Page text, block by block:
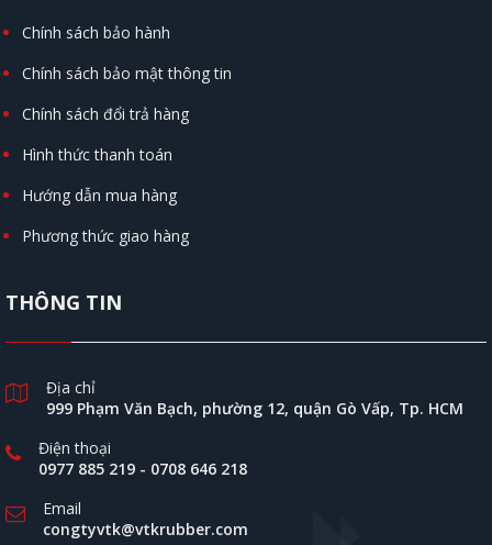
Chính sách bảo hành
Chính sách bảo mật thông tin
Chính sách đổi trả hàng
Hình thức thanh toán
Hướng dẫn mua hàng
Phương thức giao hàng
THÔNG TIN
Địa chỉ
999 Phạm Văn Bạch, phường 12, quận Gò Vấp, Tp. HCM
Điện thoại
0977 885 219 - 0708 646 218
Email
congtyvtk@vtkrubber.com